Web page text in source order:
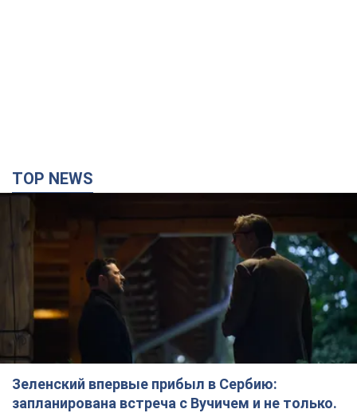
TOP NEWS
Зеленский впервые прибыл в Сербию:
запланирована встреча с Вучичем и не только.